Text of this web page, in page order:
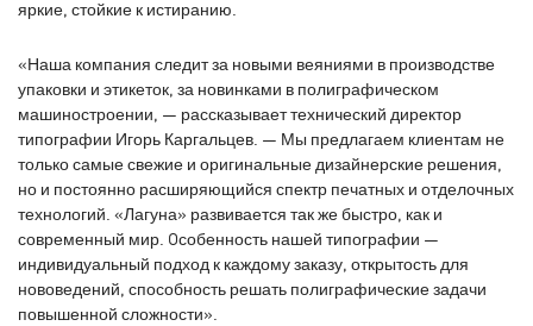
яркие, стойкие к истиранию.
«Наша компания следит за новыми веяниями в производстве
упаковки и этикеток, за новинками в полиграфическом
машиностроении, — рассказывает технический директор
типографии Игорь Каргальцев. — Мы предлагаем клиентам не
только самые свежие и оригинальные дизайнерские решения,
но и постоянно расширяющийся спектр печатных и отделочных
технологий. «Лагуна» развивается так же быстро, как и
современный мир. Oсобенность нашей типографии —
индивидуальный подход к каждому заказу, открытость для
нововедений, способность решать полиграфические задачи
повышенной сложности».